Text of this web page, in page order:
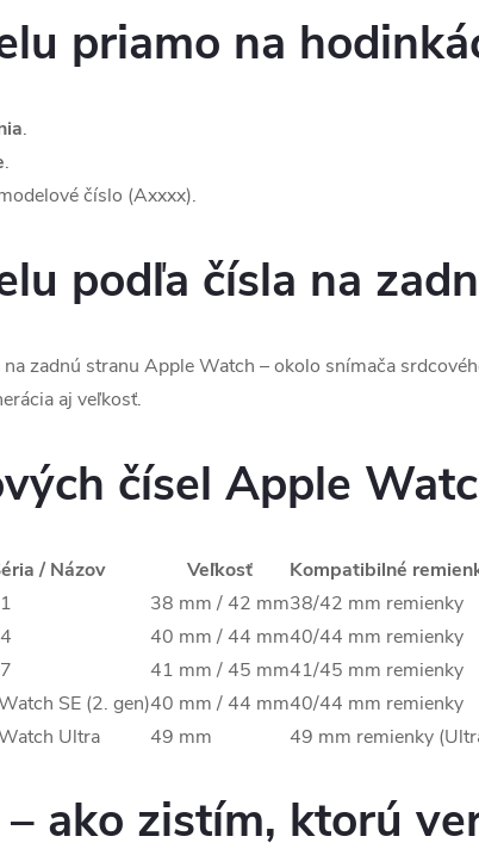
priamo na
.
.
číslo (Axxxx).
podľa čísla na
zadnú stranu Apple Watch – okolo snímača
aj veľkosť.
čísel Apple
/ Názov Veľkosť
Kompatibilné
38 mm / 42 mm38/42 mm remienky
40 mm / 44 mm40/44 mm remienky
41 mm / 45 mm41/45 mm remienky
SE (2. gen)40 mm / 44 mm40/44 mm remienky
Ultra 49 mm 49 mm remienky
ako zistím, ktorú